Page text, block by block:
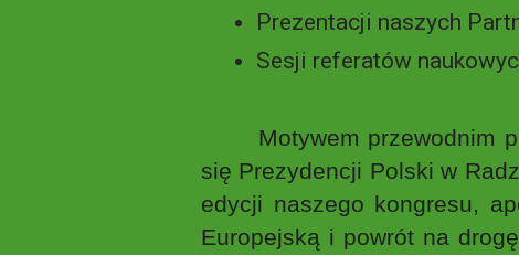
Prezentacji naszych
Sesji referatów
Motywem przewodnim
się Prezydencji Polski w
edycji naszego kongresu,
Europejską i powrót na